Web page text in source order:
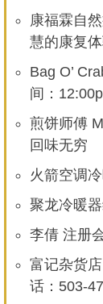
康福霖自
慧的康复
Bag O’
间：
煎饼师傅
回味无穷
火箭空调
聚龙冷暖
李倩 注册
富记杂货
话：503-